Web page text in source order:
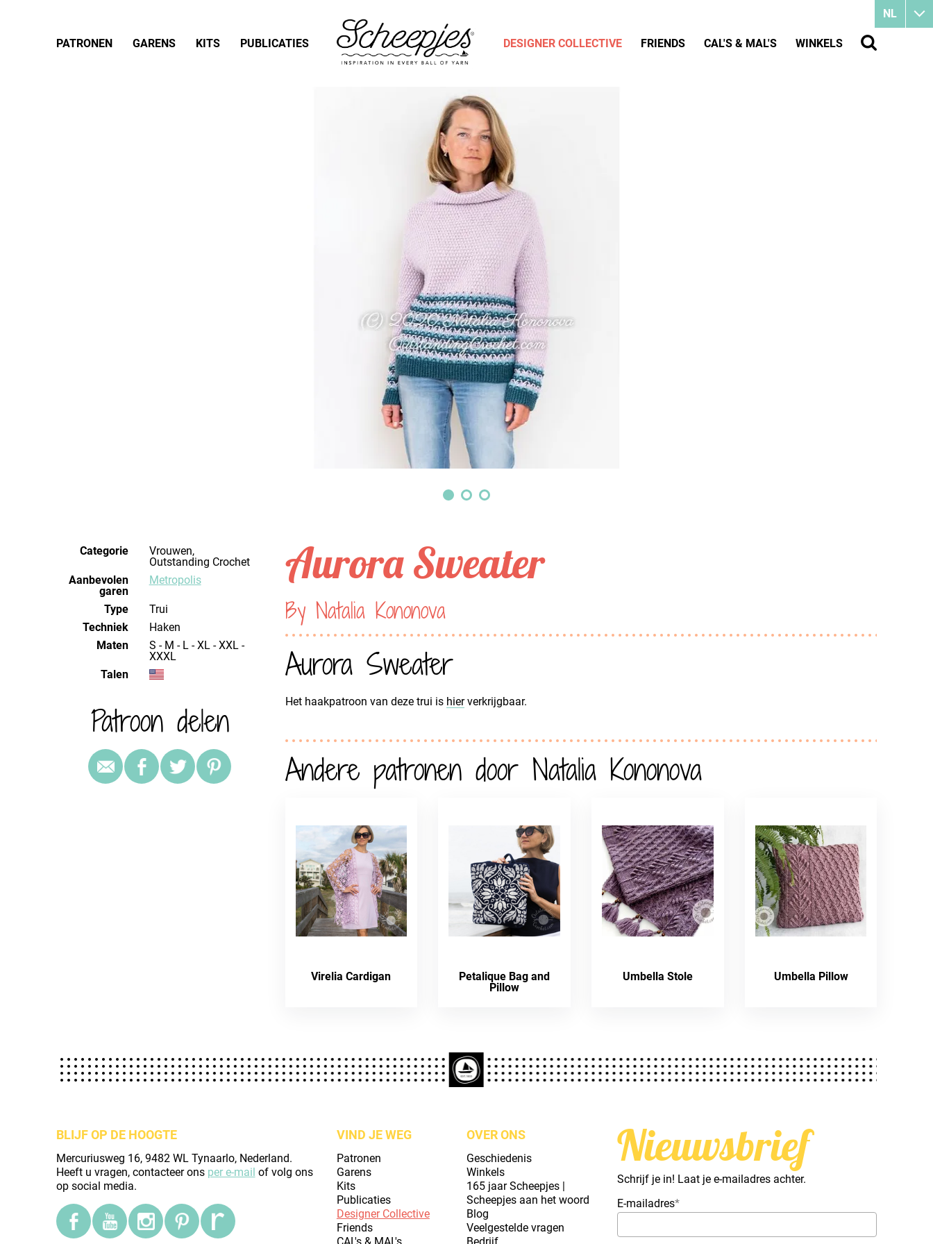
Categorie
Vrouwen,
Outstanding Crochet
Aanbevolen
garen
Metropolis
Type
Trui
Techniek
haken
Maten
S - M - L - XL - XXL -
XXXL
Talen
Patroon delen
Aurora Sweater
By Natalia Kononova
Aurora Sweater
Het haakpatroon van deze trui is hierverkrijgbaar.
Andere patronen door Natalia Kononova
Virelia Cardigan
Petalique Bag and
Pillow
Umbella Stole Umbella Pillow
BLIJF OP DE HOOGTE
Mercuriusweg 16, 9482 WL Tynaarlo, Nederland.
Heeft u vragen, contacteer ons per e-mail of volg ons
op social media.
VIND JE WEG
Patronen
Garens
Kits
Publicaties
Designer Collective
Friends
OVER ONS
Geschiedenis
Winkels
165 jaar Scheepjes |
Scheepjes aan het woord
Blog
Veelgestelde vragen
Nieuwsbrief
Schrijf je in! Laat je e-mailadres achter.
E-mailadres*
NL
PATRONEN GARENS KITS PUBLICATIES DESIGNER COLLECTIVE FRIENDS CAL'S & MAL'S WINKELS